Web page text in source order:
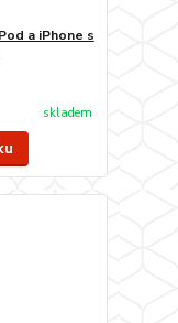
a iPhone s
skladem